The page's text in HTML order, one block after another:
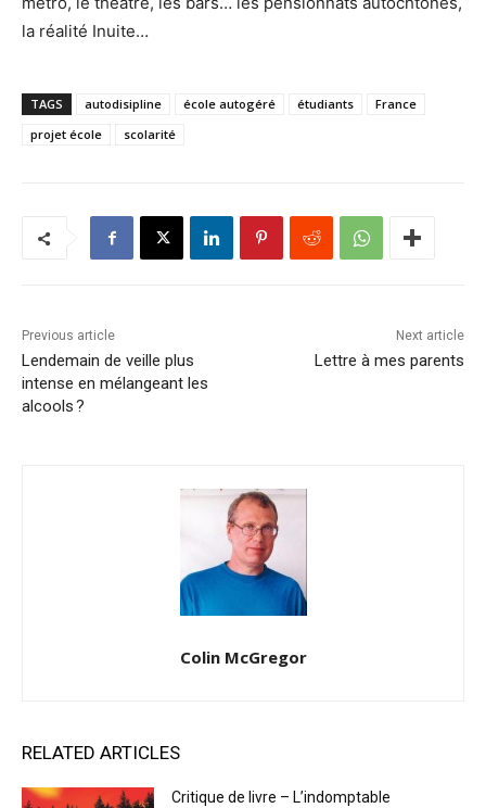
la réalité Inuite…
TAGS autodisipline école autogéré étudiants
France
projet école
scolarité
Previous article
Lendemain de veille plus
intense en mélangeant les
alcools ?
Next article
Lettre à mes parents
Colin McGregor
RELATED ARTICLES
Critique de livre – L’indomptable